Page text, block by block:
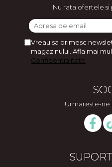
Nu rata ofertele
Vreau sa primesc
magazinului. Afla mai
Confidentialitate
Urmareste-ne